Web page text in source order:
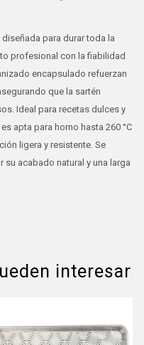
para durar toda la
profesional con la fiabilidad
encapsulado refuerzan
que la sartén
Ideal para recetas dulces y
apta para horno hasta 260 °C
ligera y resistente. Se
su acabado natural y una larga
interesar